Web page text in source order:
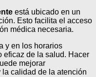
está ubicado en un
Esto facilita el acceso
médica necesaria.
y en los horarios
eficaz de la salud. Hacer
mejorar
calidad de la atención